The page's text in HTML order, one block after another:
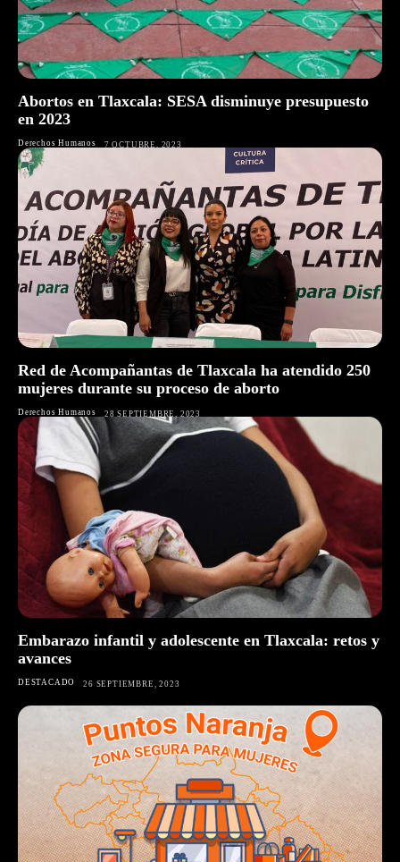
Abortos en Tlaxcala: SESA disminuye presupuesto
en 2023
Derechos Humanos 7 OCTUBRE, 2023
Red de Acompañantas de Tlaxcala ha atendido 250
mujeres durante su proceso de aborto
Derechos Humanos 28 SEPTIEMBRE, 2023
Embarazo infantil y adolescente en Tlaxcala: retos y
avances
DESTACADO 26 SEPTIEMBRE, 2023